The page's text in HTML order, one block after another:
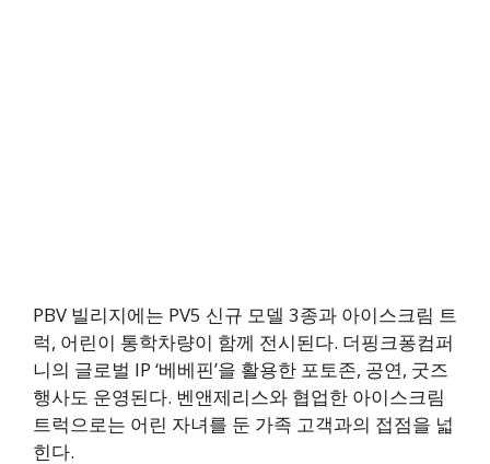
PBV 빌리지에는 PV5 신규 모델 3종과 아이스크림 트
럭, 어린이 통학차량이 함께 전시된다. 더핑크퐁컴퍼
니의 글로벌 IP ‘베베핀’을 활용한 포토존, 공연, 굿즈
행사도 운영된다. 벤앤제리스와 협업한 아이스크림
트럭으로는 어린 자녀를 둔 가족 고객과의 접점을 넓
힌다.